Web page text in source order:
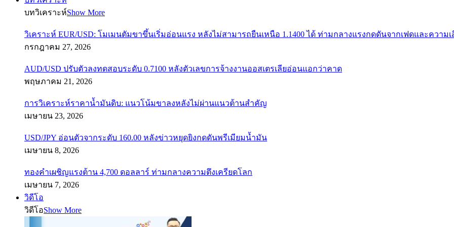
บทวิเคราะห์Show More
วิเคราะห์ EUR/USD: โมเมนตัมขาขึ้นเริ่มอ่อนแรง หลังไม่สามารถยืนเหนือ 1.1400 ได้ ท่ามกลางแรงกดดันจากเฟดและความ
กรกฎาคม 27, 2026
AUD/USD ปรับตัวลงทดสอบระดับ 0.7100 หลังตัวเลขการจ้างงานออสเตรเลียอ่อนแอกว่าคาด
พฤษภาคม 21, 2026
การวิเคราะห์ราคาน้ำมันดิบ: แนวโน้มขาลงหลังไม่ผ่านแนวต้านสำคัญ
เมษายน 23, 2026
USD/JPY อ่อนตัวจากระดับ 160.00 หลังข่าวหยุดยิงกดดันพรีเมียมน้ำมัน
เมษายน 8, 2026
ทองคำเผชิญแรงต้าน 4,700 ดอลลาร์ ท่ามกลางความตึงเครียดโลก
เมษายน 7, 2026
วิดีโอ
วิดีโอShow More